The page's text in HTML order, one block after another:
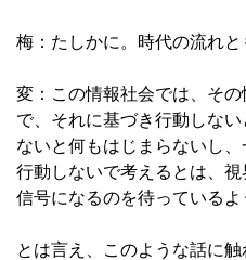
梅：たしかに。時代の流れと
変：この情報社会では、そ
で、それに基づき行動しな
ないと何もはじまらないし、
行動しないで考えるとは、
信号になるのを待っているよ
とは言え、このような話に